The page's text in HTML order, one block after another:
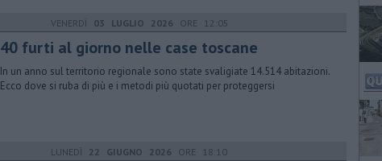
VENERDÌ 03 LUGLIO 2026 ORE 12:05
40 furti al giorno nelle case toscane
In un anno sul territorio regionale sono state svaligiate 14.514 abitazioni.
Ecco dove si ruba di più e i metodi più quotati per proteggersi
LUNEDÌ 22 GIUGNO 2026 ORE 18:10